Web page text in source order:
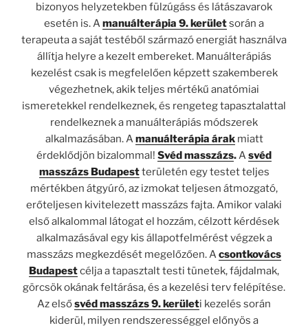
bizonyos helyzetekben fülzúgáss és látászavarok
esetén is. Amanuálterápia 9. kerületsorán a
terapeuta a saját testéből származó energiát használva
állítja helyre a kezelt embereket. Manuálterápiás
kezelést csak is megfelelően képzett szakemberek
végezhetnek, akik teljes mértékű anatómiai
ismeretekkel rendelkeznek, és rengeteg tapasztalattal
rendelkeznek a manuálterápiás módszerek
alkalmazásában. Amanuálterápia árakmiatt
érdeklődjön bizalommal! Svéd masszázs.Asvéd
masszázs Budapestterületén egy testet teljes
mértékben átgyúró, az izmokat teljesen átmozgató,
erőteljesen kivitelezett masszázs fajta. Amikor valaki
első alkalommal látogat el hozzám, célzott kérdések
alkalmazásával egy kis állapotfelmérést végzek a
masszázs megkezdését megelőzően. Acsontkovács
Budapestcélja a tapasztalt testi tünetek, fájdalmak,
görcsök okának feltárása, és a kezelési terv felépítése.
Az elsősvéd masszázs 9. kerületi kezelés során
kiderül, milyen rendszerességgel előnyös a